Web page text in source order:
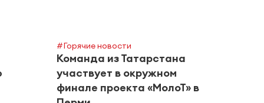
#Горячие новости
Команда из Татарстана
участвует в окружном
финале проекта «МолоТ» в